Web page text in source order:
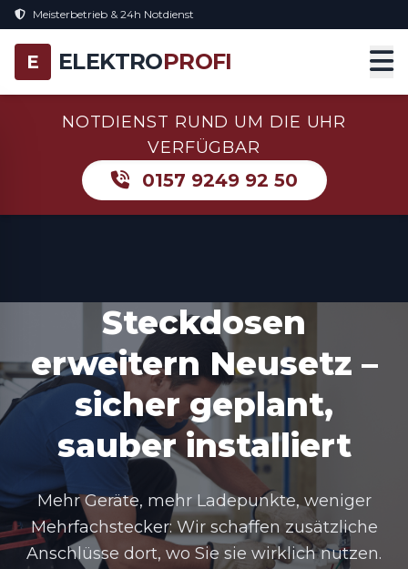
Meisterbetrieb & 24h Notdienst
E ELEKTROPROFI
NOTDIENST RUND UM DIE UHR
VERFÜGBAR
0157 9249 92 50
Steckdosen
erweitern Neusetz –
sicher geplant,
sauber installiert
Mehr Geräte, mehr Ladepunkte, weniger
Mehrfachstecker: Wir schaffen zusätzliche
Anschlüsse dort, wo Sie sie wirklich nutzen.